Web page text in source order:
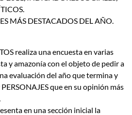
MÁS DESTACADOS DEL AÑO.
realiza una encuesta en varias
y amazonía con el objeto de pedir a
evaluación del año que termina y
que en su opinión más
en una sección inicial la